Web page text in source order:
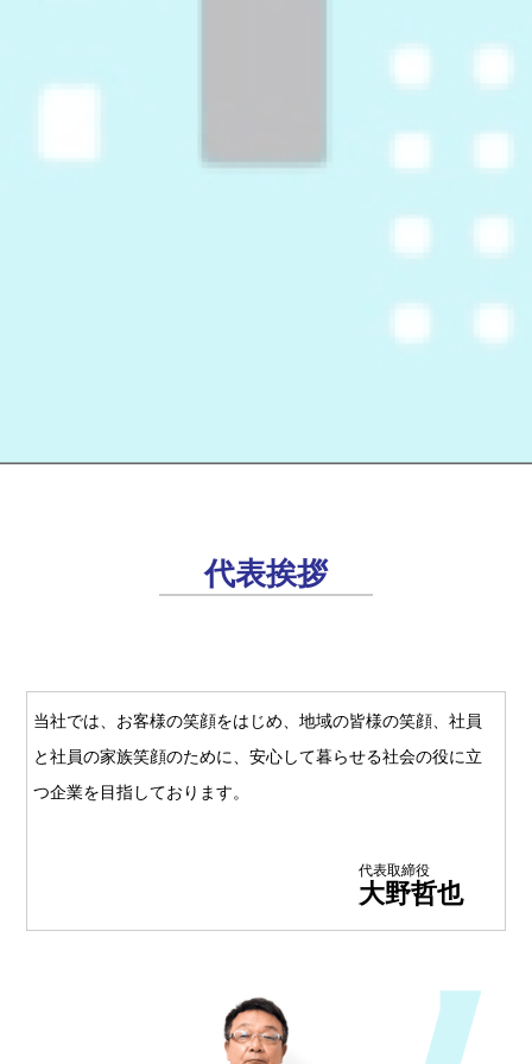
代表挨拶
当社では、お客様の笑顔をはじめ、地域の皆様の笑顔、社員
と社員の家族笑顔のために、安心して暮らせる社会の役に立
つ企業を目指しております。
代表取締役
大野哲也